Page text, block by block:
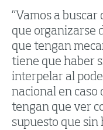
“Vamos a
que organizarse
que tengan
tiene que haber
interpelar al
nacional en caso
tengan que ver
supuesto que sin